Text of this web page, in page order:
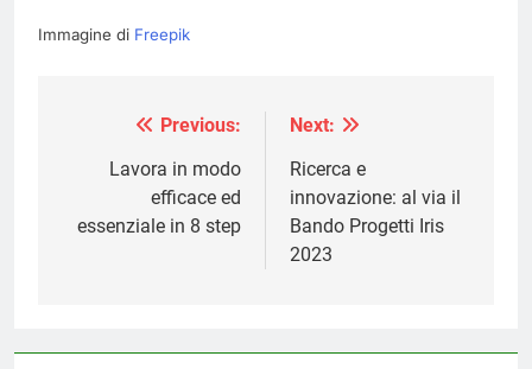
Immagine di Freepik
Navigazione
articoli
Previous:
Lavora in modo
efficace ed
essenziale in 8 step
Next:
Ricerca e
innovazione: al via il
Bando Progetti Iris
2023